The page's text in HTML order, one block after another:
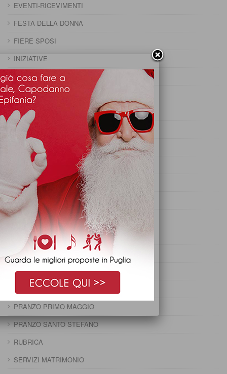
EVENTI-RICEVIMENTI
FESTA DELLA DONNA
FIERE SPOSI
INIZIATIVE
MENU FESTE
PRANZO 25 APRILE
PRANZO CAPODANNO
PRANZO DELLA DOMENICA
PRANZO DELLA PENTOLACCIA
PRANZO DI CARNEVALE
PRANZO DI FERRAGOSTO
PRANZO DI OGNISSANTI
PRANZO DI PASQUA
PRANZO DI PASQUETTA
PRANZO EPIFANIA
PRANZO IMMACOLATA
PRANZO NATALE
PRANZO PRIMO MAGGIO
PRANZO SANTO STEFANO
RUBRICA
SERVIZI MATRIMONIO